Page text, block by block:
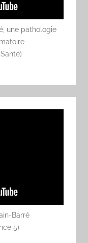
une pathologie
Barré
5)